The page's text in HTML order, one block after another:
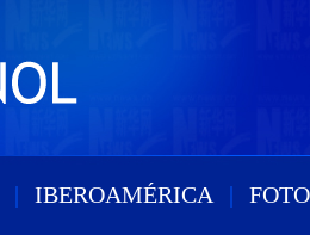
| IBEROAMÉRICA |